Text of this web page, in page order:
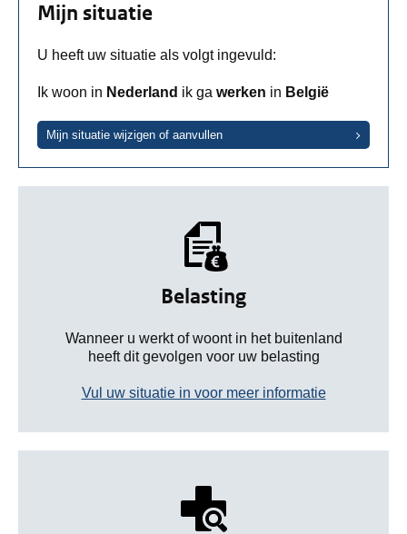
Mijn situatie
U heeft uw situatie als volgt ingevuld:
Ik woon in Nederland ik ga werken in België
Mijn situatie wijzigen of aanvullen
Belasting
Wanneer u werkt of woont in het buitenland
heeft dit gevolgen voor uw belasting
Vul uw situatie in voor meer informatie